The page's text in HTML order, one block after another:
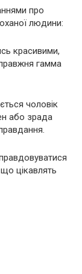
про
людини:
красивими,
гамма
чоловік
або зрада
що цікавлять